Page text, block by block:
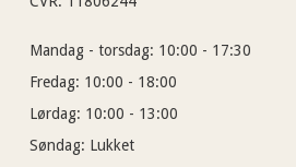
Mandag - torsdag: 10:00 - 17:30
Fredag: 10:00 - 18:00
Lørdag: 10:00 - 13:00
Søndag: Lukket